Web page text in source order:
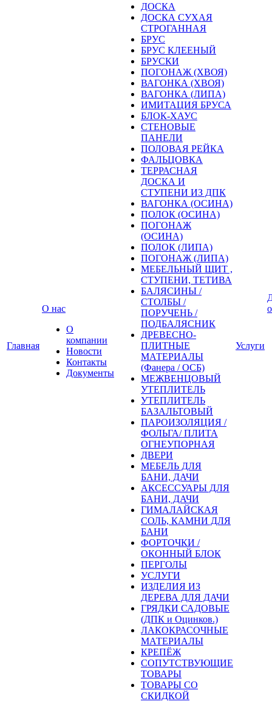
Главная
О нас
О
компании
Новости
Контакты
Документы
ДОСКА
ДОСКА СУХАЯ
СТРОГАННАЯ
БРУС
БРУС КЛЕЕНЫЙ
БРУСКИ
ПОГОНАЖ (ХВОЯ)
ВАГОНКА (ХВОЯ)
ВАГОНКА (ЛИПА)
ИМИТАЦИЯ БРУСА
БЛОК-ХАУС
СТЕНОВЫЕ
ПАНЕЛИ
ПОЛОВАЯ РЕЙКА
ФАЛЬЦОВКА
ТЕРРАСНАЯ
ДОСКА И
СТУПЕНИ ИЗ ДПК
ВАГОНКА (ОСИНА)
ПОЛОК (ОСИНА)
ПОГОНАЖ
(ОСИНА)
ПОЛОК (ЛИПА)
ПОГОНАЖ (ЛИПА)
МЕБЕЛЬНЫЙ ЩИТ ,
СТУПЕНИ, ТЕТИВА
БАЛЯСИНЫ /
СТОЛБЫ /
ПОРУЧЕНЬ /
ПОДБАЛЯСНИК
ДРЕВЕСНО-
ПЛИТНЫЕ
МАТЕРИАЛЫ
(Фанера / ОСБ)
МЕЖВЕНЦОВЫЙ
УТЕПЛИТЕЛЬ
УТЕПЛИТЕЛЬ
БАЗАЛЬТОВЫЙ
ПАРОИЗОЛЯЦИЯ /
ФОЛЬГА/ ПЛИТА
ОГНЕУПОРНАЯ
ДВЕРИ
МЕБЕЛЬ ДЛЯ
БАНИ, ДАЧИ
АКСЕССУАРЫ ДЛЯ
БАНИ, ДАЧИ
ГИМАЛАЙСКАЯ
СОЛЬ, КАМНИ ДЛЯ
БАНИ
ФОРТОЧКИ /
ОКОННЫЙ БЛОК
ПЕРГОЛЫ
УСЛУГИ
ИЗДЕЛИЯ ИЗ
ДЕРЕВА ДЛЯ ДАЧИ
ГРЯДКИ САДОВЫЕ
(ДПК и Оцинков.)
ЛАКОКРАСОЧНЫЕ
МАТЕРИАЛЫ
КРЕПЁЖ
СОПУТСТВУЮЩИЕ
ТОВАРЫ
ТОВАРЫ СО
СКИДКОЙ
Услуги